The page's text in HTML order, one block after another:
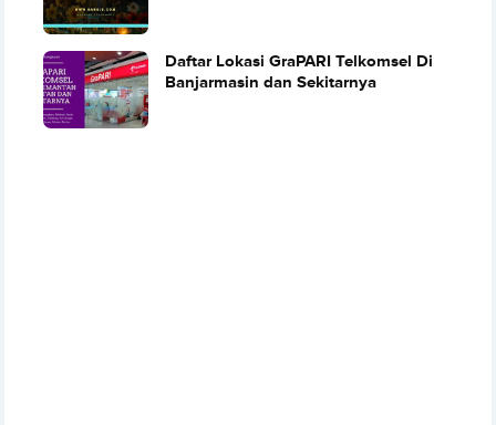
Daftar Lokasi GraPARI Telkomsel Di
Banjarmasin dan Sekitarnya